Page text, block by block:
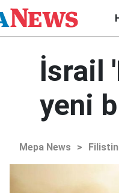
İsrail
yeni
Mepa News > Filistin